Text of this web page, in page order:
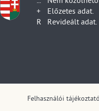
+
Előzetes adat.
R
Revideált adat.
Felhasználói